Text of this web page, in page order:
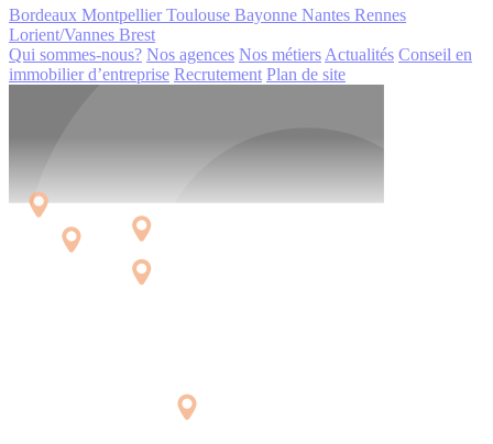
Bordeaux Montpellier Toulouse Bayonne Nantes Rennes
Lorient/Vannes Brest
Qui sommes-nous? Nos agences Nos métiers Actualités Conseil en
immobilier d’entreprise Recrutement Plan de site